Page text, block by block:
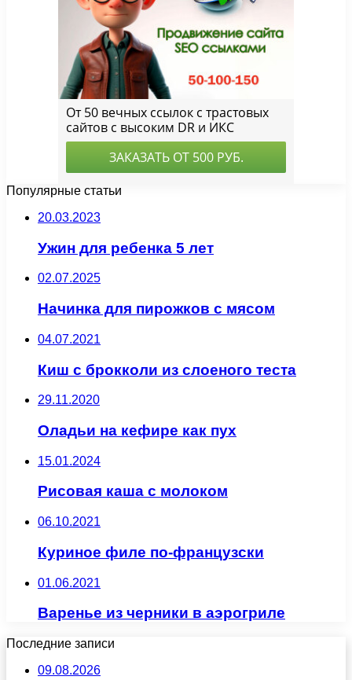
Популярные статьи
20.03.2023
Ужин для ребенка 5 лет
02.07.2025
Начинка для пирожков с мясом
04.07.2021
Киш с брокколи из слоеного теста
29.11.2020
Оладьи на кефире как пух
15.01.2024
Рисовая каша с молоком
06.10.2021
Куриное филе по-французски
01.06.2021
Варенье из черники в аэрогриле
Последние записи
09.08.2026